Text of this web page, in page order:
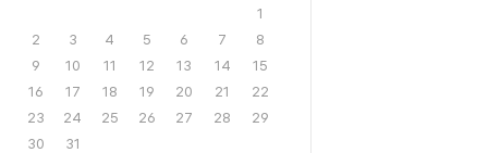
1
2
3 4 5 6 7
8
9
10 11 12 13 14
15
16
17 18 19 20 21
22
23
24 25 26 27 28
29
30
31